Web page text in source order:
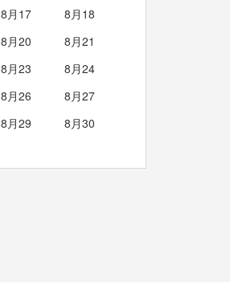
8月17
8月18
8月20
8月21
8月23
8月24
8月26
8月27
8月29
8月30